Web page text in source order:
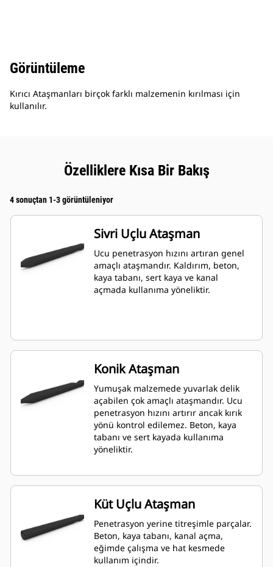
Görüntüleme
Kırıcı Ataşmanları birçok farklı malzemenin kırılması için
kullanılır.
Özelliklere Kısa Bir Bakış
4 sonuçtan 1-3 görüntüleniyor
Sivri Uçlu Ataşman
Ucu penetrasyon hızını artıran genel
amaçlı ataşmandır. Kaldırım, beton,
kaya tabanı, sert kaya ve kanal
açmada kullanıma yöneliktir.
Konik Ataşman
Yumuşak malzemede yuvarlak delik
açabilen çok amaçlı ataşmandır. Ucu
penetrasyon hızını artırır ancak kırık
yönü kontrol edilemez. Beton, kaya
tabanı ve sert kayada kullanıma
yöneliktir.
Küt Uçlu Ataşman
Penetrasyon yerine titreşimle parçalar.
Beton, kaya tabanı, kanal açma,
eğimde çalışma ve hat kesmede
kullanım içindir.